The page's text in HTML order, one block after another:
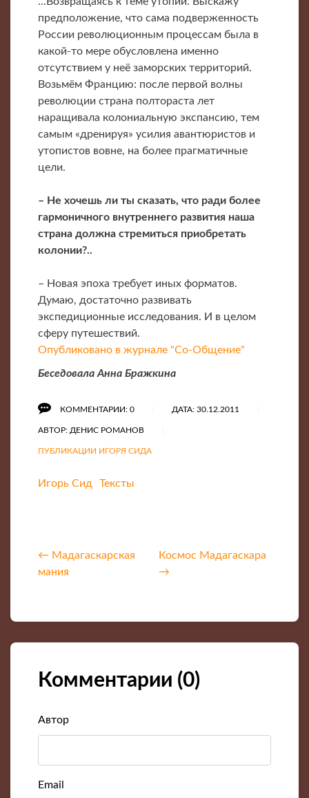
предположение, что сама подверженность
России революционным процессам была в
какой-то мере обусловлена именно
отсутствием у неё заморских территорий.
Возьмём Францию: после первой волны
революции страна полтораста лет
наращивала колониальную экспансию, тем
самым «дренируя» усилия авантюристов и
утопистов вовне, на более прагматичные
цели.
– Не хочешь ли ты сказать, что ради более
гармоничного внутреннего развития наша
страна должна стремиться приобретать
колонии?..
– Новая эпоха требует иных форматов.
Думаю, достаточно развивать
экспедиционные исследования. И в целом
сферу путешествий.
Опубликовано в журнале "Со-Общение"
Беседовала Анна Бражкина
КОММЕНТАРИИ: 0 ДАТА: 30.12.2011
АВТОР: ДЕНИС РОМАНОВ
ПУБЛИКАЦИИ ИГОРЯ СИДА
Игорь Сид Тексты
← Мадагаскарская
мания
Космос Мадагаскара
→
Комментарии (0)
Автор
Email